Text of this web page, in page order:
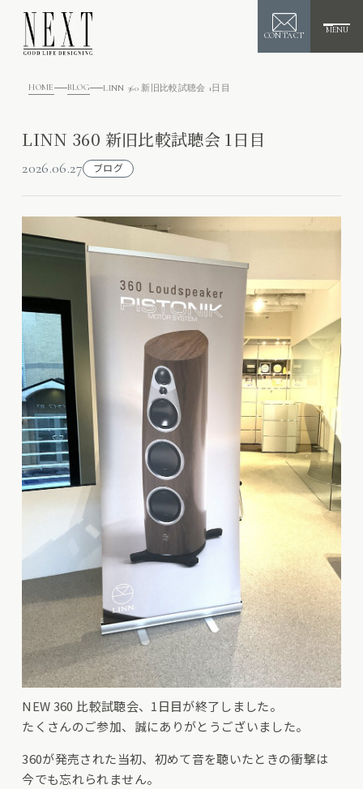
CONTACT
MENU
HOME BLOG LINN 360 新旧比較試聴会 1日目
LINN 360 新旧比較試聴会 1日目
2026.06.27 ブログ
NEW 360 比較試聴会、1日目が終了しました。
たくさんのご参加、誠にありがとうございました。
​360が発売された当初、初めて音を聴いたときの衝撃は
今でも忘れられません。